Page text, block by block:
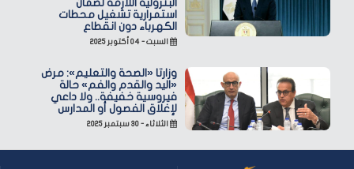
البترولية اللازمة لضمان
استمرارية تشغيل محطات
الكهرباء دون انقطاع
السبت - ٠٤ أكتوبر ٢٠٢٥
وزارتا «الصحة والتعليم»: مرض
«اليد والقدم والفم» حالة
فيروسية خفيفة.. ولا داعي
لإغلاق الفصول أو المدارس
الثلاثاء - ٣٠ سبتمبر ٢٠٢٥